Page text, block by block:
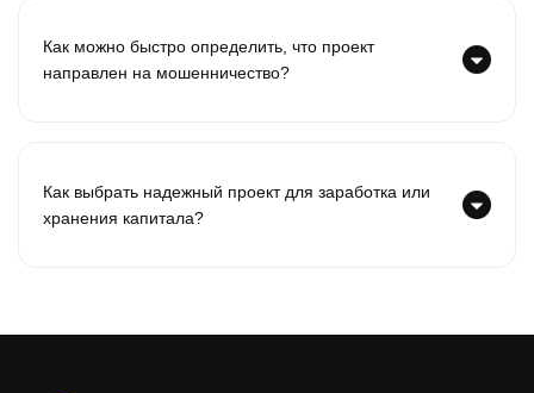
Как можно быстро определить, что проект
направлен на мошенничество?
Как выбрать надежный проект для заработка или
хранения капитала?